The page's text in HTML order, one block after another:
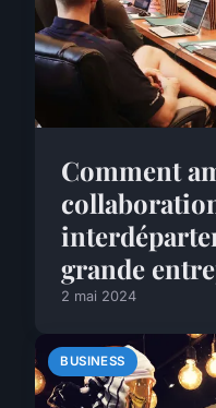
Comment
grande
2 mai 2024
BUSINESS